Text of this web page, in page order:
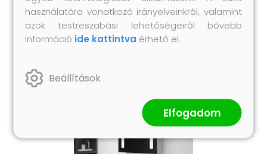
Hasonló termékek
használatára vonatkozó irányelveinkről, valamint
azok testreszabási lehetőségeiről bővebb
információ ide kattintva érhető el.
Beállítások
Elfogadom